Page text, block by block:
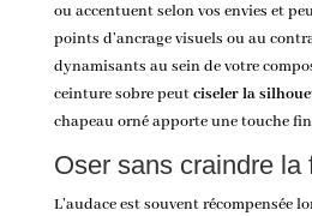
ou accentuent selon vos envies et
points d’ancrage visuels ou au
dynamisants au sein de votre
ceinture sobre peutciseler la
chapeau orné apporte une touche
Oser sans craindre la
L’audace est souvent récompensée